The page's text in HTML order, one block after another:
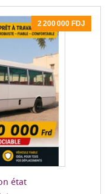
2 200 000 FDJ
état